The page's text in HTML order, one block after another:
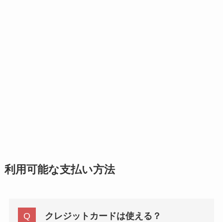
利用可能な支払い方法
クレジットカードは使える？